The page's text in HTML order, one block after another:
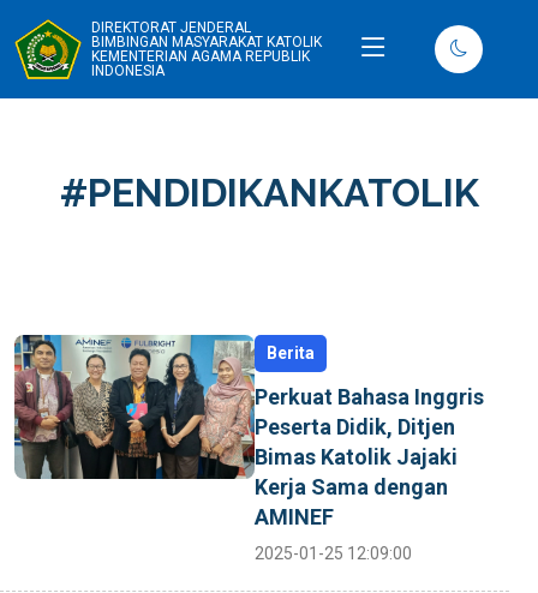
DIREKTORAT JENDERAL
BIMBINGAN MASYARAKAT KATOLIK
KEMENTERIAN AGAMA REPUBLIK
INDONESIA
#PENDIDIKANKATOLIK
Berita
Perkuat Bahasa Inggris
Peserta Didik, Ditjen
Bimas Katolik Jajaki
Kerja Sama dengan
AMINEF
2025-01-25 12:09:00